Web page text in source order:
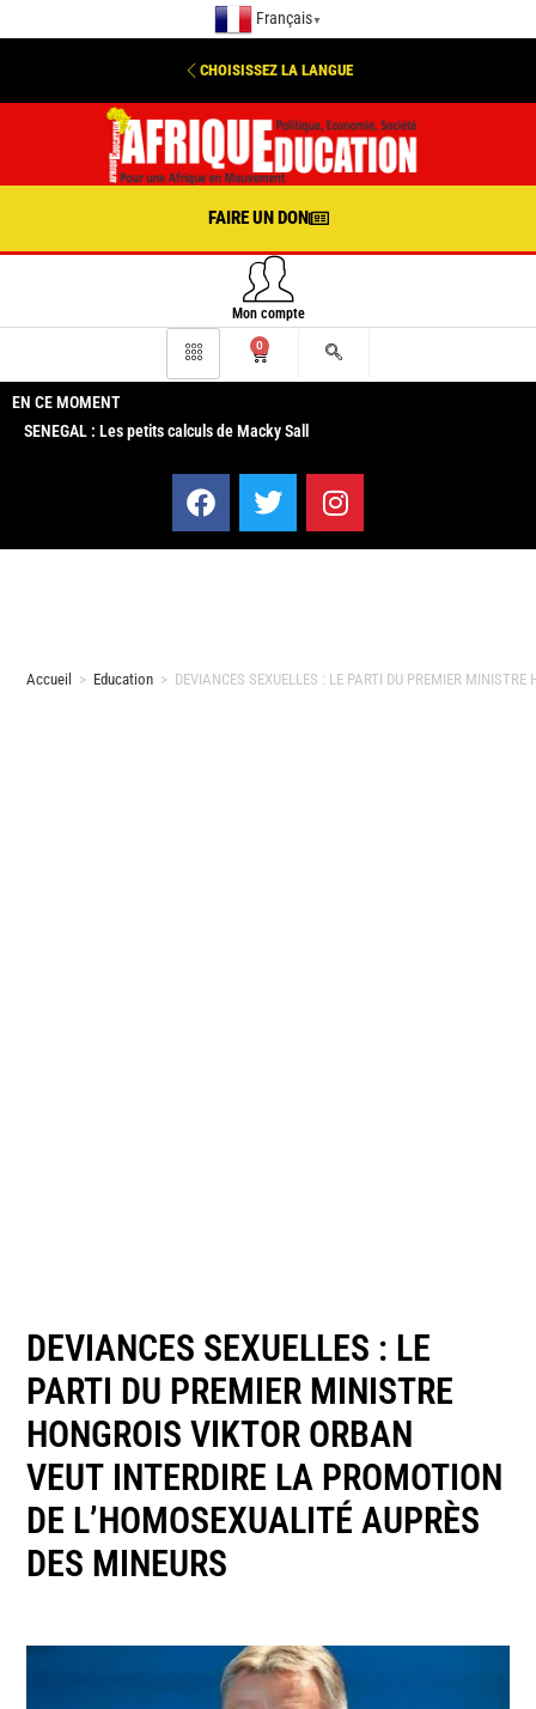
Français ▼
CHOISISSEZ LA LANGUE
FAIRE UN DON
Mon compte
0
EN CE MOMENT
SENEGAL : Les petits calculs de Macky Sall
Accueil > Education > DEVIANCES SEXUELLES : LE PARTI DU PREMIER
DEVIANCES SEXUELLES : LE
PARTI DU PREMIER MINISTRE
HONGROIS VIKTOR ORBAN
VEUT INTERDIRE LA PROMOTION
DE L’HOMOSEXUALITÉ AUPRÈS
DES MINEURS